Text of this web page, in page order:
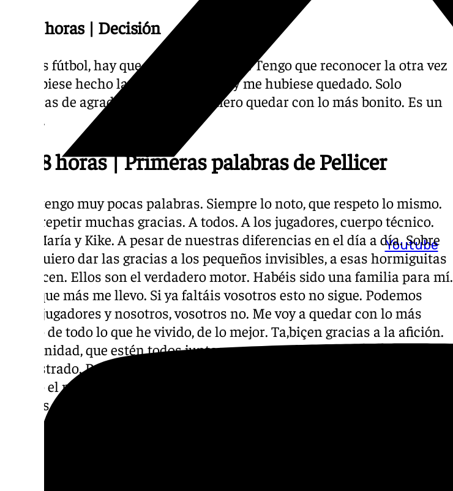
Youtube
13.09 horas | Decisión
Esto es fútbol, hay que saber entenderlo. Tengo que reconocer la otra vez
no hubiese hecho la rueda de prensa y me hubiese quedado. Solo
palabras de agradecimiento, me quiero quedar con lo más bonito. Es un
sueño.
13.08 horas | Primeras palabras de Pellicer
«Solo tengo muy pocas palabras. Siempre lo noto, que respeto lo mismo.
Voy a repetir muchas gracias. A todos. A los jugadores, cuerpo técnico.
José María y Kike. A pesar de nuestras diferencias en el día a día. Sobre
todo quiero dar las gracias a los pequeños invisibles, a esas hormiguitas
que dicen. Ellos son el verdadero motor. Habéis sido una familia para mí.
Es lo que más me llevo. Si ya faltáis vosotros esto no sigue. Podemos
faltar jugadores y nosotros, vosotros no. Me voy a quedar con lo más
bonito de todo lo que he vivido, de lo mejor. Ta,biçen gracias a la afición.
Pido unidad, que estén todos juntos y apoyen a los jugadores. Lo hemos
demostrado. Por último a mi mujer y mis hijas. Ganaré una vida aunque
pierdo el mejor trabajo de la vida. Mañana ya será un día duro. Muchas
gracias a todos».